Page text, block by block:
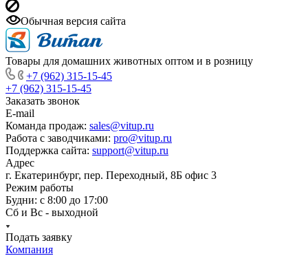
Обычная версия сайта
Товары для домашних животных оптом и в розницу
+7 (962) 315-15-45
+7 (962) 315-15-45
Заказать звонок
E-mail
Команда продаж: sales@vitup.ru
Работа с заводчиками: pro@vitup.ru
Поддержка сайта: support@vitup.ru
Адрес
г. Екатеринбург, пер. Переходный, 8Б офис 3
Режим работы
Будни: с 8:00 до 17:00
Сб и Вс - выходной
Подать заявку
Компания